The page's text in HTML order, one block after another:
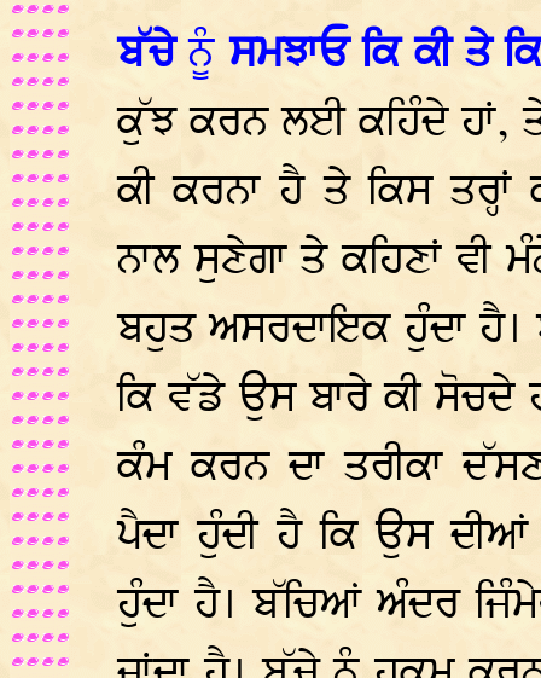
ਬੱਚੇਨੂੰ ਸਮਝਾਓ ਕਿ ਕੀ ਤੇ
ਕੁੱਝ ਕਰਨ ਲਈ ਕਹਿੰਦੇ ਹਾਂ,
ਕੀ ਕਰਨਾ ਹੈ ਤੇ ਕਿਸ
ਨਾਲ ਸੁਣੇਗਾ ਤੇ ਕਹਿਣਾਂ ਵੀ
ਬਹੁਤ ਅਸਰਦਾਇਕ ਹੁੰਦਾ
ਕਿ ਵੱਡੇ ਉਸ ਬਾਰੇ ਕੀ ਸੋਚਦੇ
ਕੰਮ ਕਰਨ ਦਾ ਤਰੀਕਾ
ਪੈਦਾ ਹੁੰਦੀ ਹੈ ਕਿ ਉਸ
ਹੁੰਦਾ ਹੈ। ਬੱਚਿਆਂ ਅੰਦਰ